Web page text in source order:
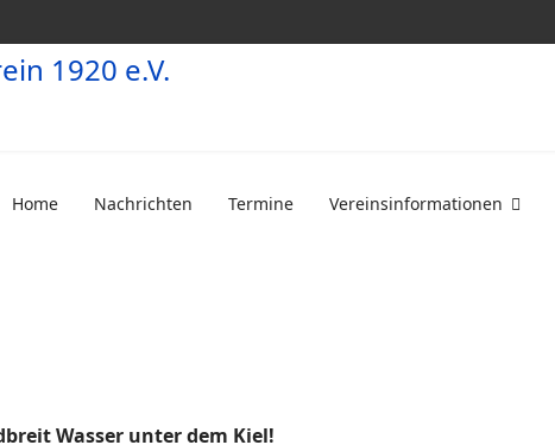
Home Nachrichten Termine Vereinsinformationen
Wasser unter dem Kiel!